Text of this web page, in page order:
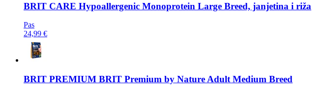
BRIT CARE Hypoallergenic Monoprotein Large Breed, janjetina i riža
Pas
24,99 €
BRIT PREMIUM BRIT Premium by Nature Adult Medium Breed